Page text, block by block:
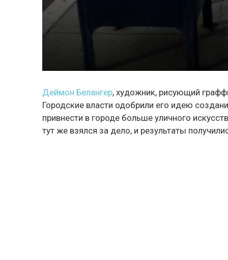
Деймон Белангер, художник, рисующий
Городские власти одобрили его идею
привнести в городе больше уличного
тут же взялся за дело, и результаты